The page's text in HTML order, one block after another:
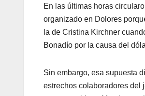
En las últimas horas
organizado en Dolores
la de Cristina Kirchner
Bonadío por la causa del
Sin embargo, esa supuesta
estrechos colaboradores del